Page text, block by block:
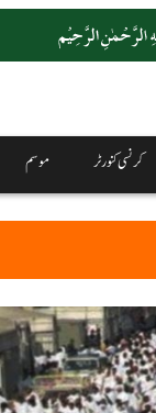
کرنسی کنورٹر موسم